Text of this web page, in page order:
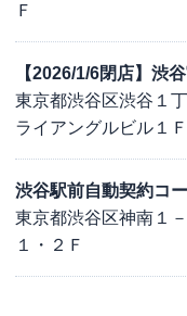
Ｆ
【2026/1/6閉店】渋
東京都渋谷区渋谷１
ライアングルビル１Ｆ
渋谷駅前自動契約コ
東京都渋谷区神南１
１・２Ｆ